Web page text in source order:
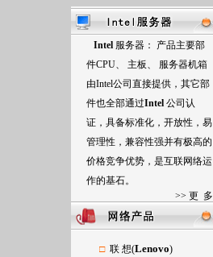
Intel 服务器： 产品主要部
件CPU、 主板、 服务器机箱
由Intel公司直接提供，其它部
件也全部通过Intel 公司认
证，具备标准化，开放性，易
管理性，兼容性强并有极高的
价格竞争优势，是互联网络运
作的基石。
>> 更 多
□联 想(Lenovo)